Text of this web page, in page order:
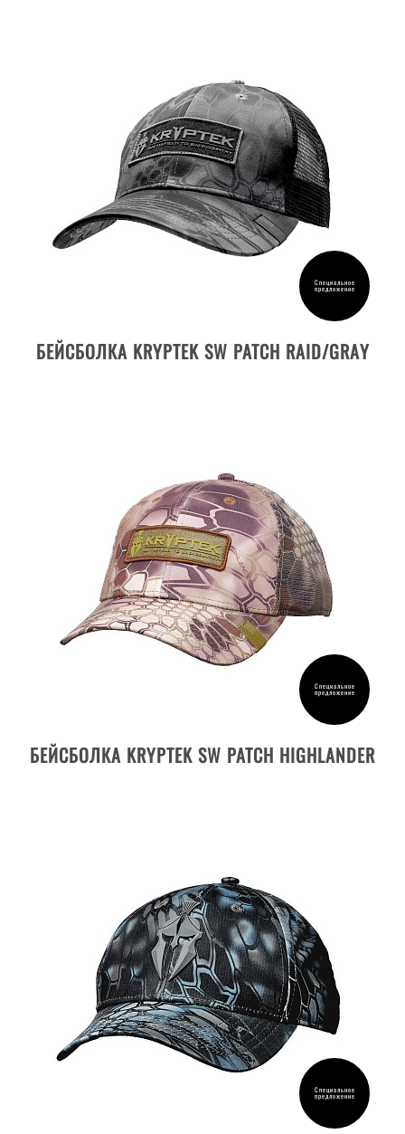
Специальное
предложение
БЕЙСБОЛКА KRYPTEK SW PATCH RAID/GRAY
Специальное
предложение
БЕЙСБОЛКА KRYPTEK SW PATCH HIGHLANDER
Специальное
предложение